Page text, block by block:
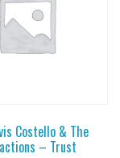
Costello & The
– Trust